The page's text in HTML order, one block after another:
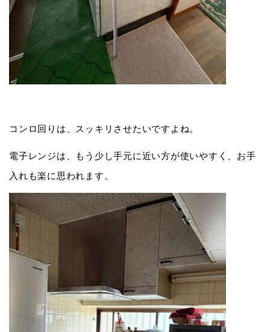
コンロ回りは、スッキリさせたいですよね。
電子レンジは、もう少し手元に近い方が使いやすく、お手
入れも楽に思われます。